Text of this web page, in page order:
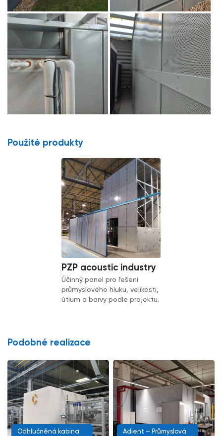
Použité produkty
PZP acoustic industry
Účinný panel pro řešení
průmyslového hluku, velikosti,
útlum a barvy podle projektu.
Podobné realizace
Odhlučněná kabina
Adient – Průmyslová